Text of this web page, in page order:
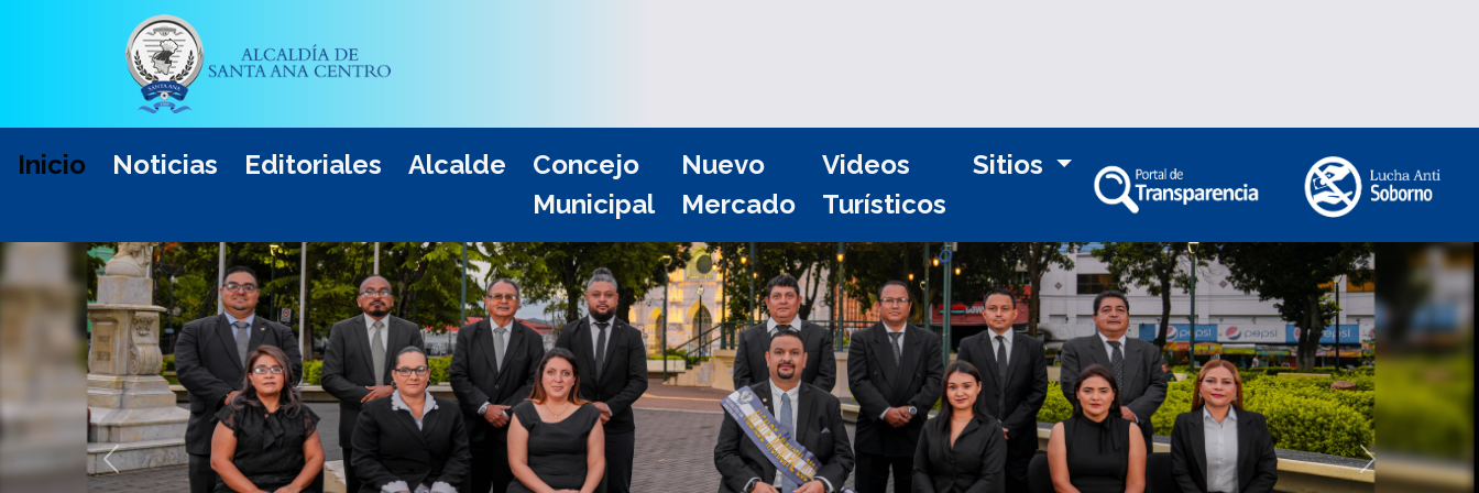
Inicio Noticias Editoriales Alcalde
Concejo
Municipal
Nuevo
Mercado
Videos
Turísticos
Sitios
Anterior Siguiente